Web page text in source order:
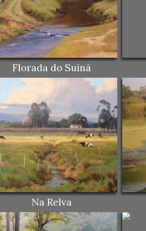
Florada do Suinã
Na Relva